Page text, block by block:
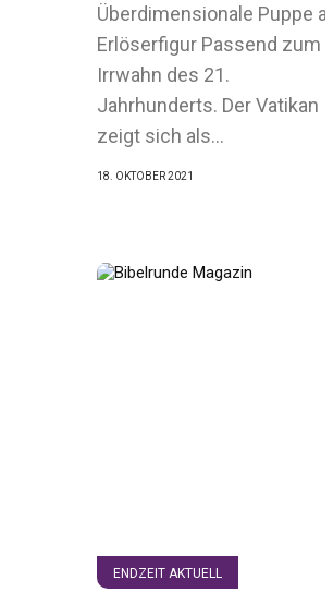
Überdimensionale Puppe
Erlöserfigur Passend zum
Irrwahn des 21.
Jahrhunderts. Der Vatikan
zeigt sich als...
18. OKTOBER 2021
ENDZEIT AKTUELL